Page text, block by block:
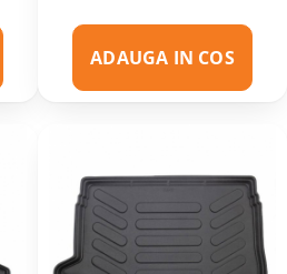
ADAUGA IN COS